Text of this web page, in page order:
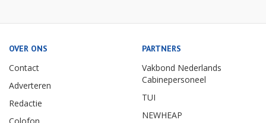
OVER ONS
Contact
Adverteren
Redactie
PARTNERS
Vakbond Nederlands
Cabinepersoneel
TUI
NEWHEAP